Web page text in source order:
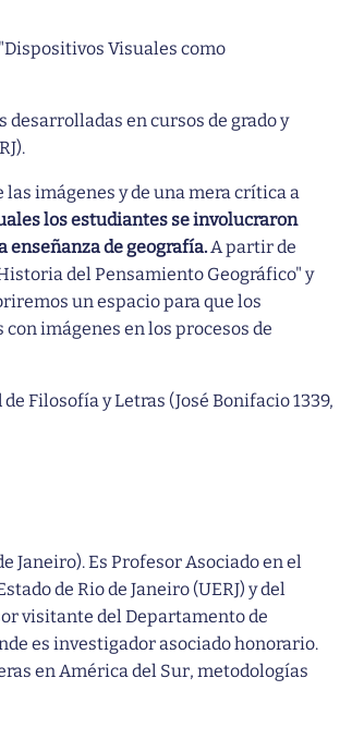
Visuales como
en cursos de grado y
imágenes y de una mera crítica a
los estudiantes se involucraron
enseñanza de geografía.A partir de
del Pensamiento Geográfico" y
un espacio para que los
imágenes en los procesos de
Filosofía y Letras (José Bonifacio 1339,
Janeiro). Es Profesor Asociado en el
de Rio de Janeiro (UERJ) y del
visitante del Departamento de
es investigador asociado honorario.
en América del Sur, metodologías